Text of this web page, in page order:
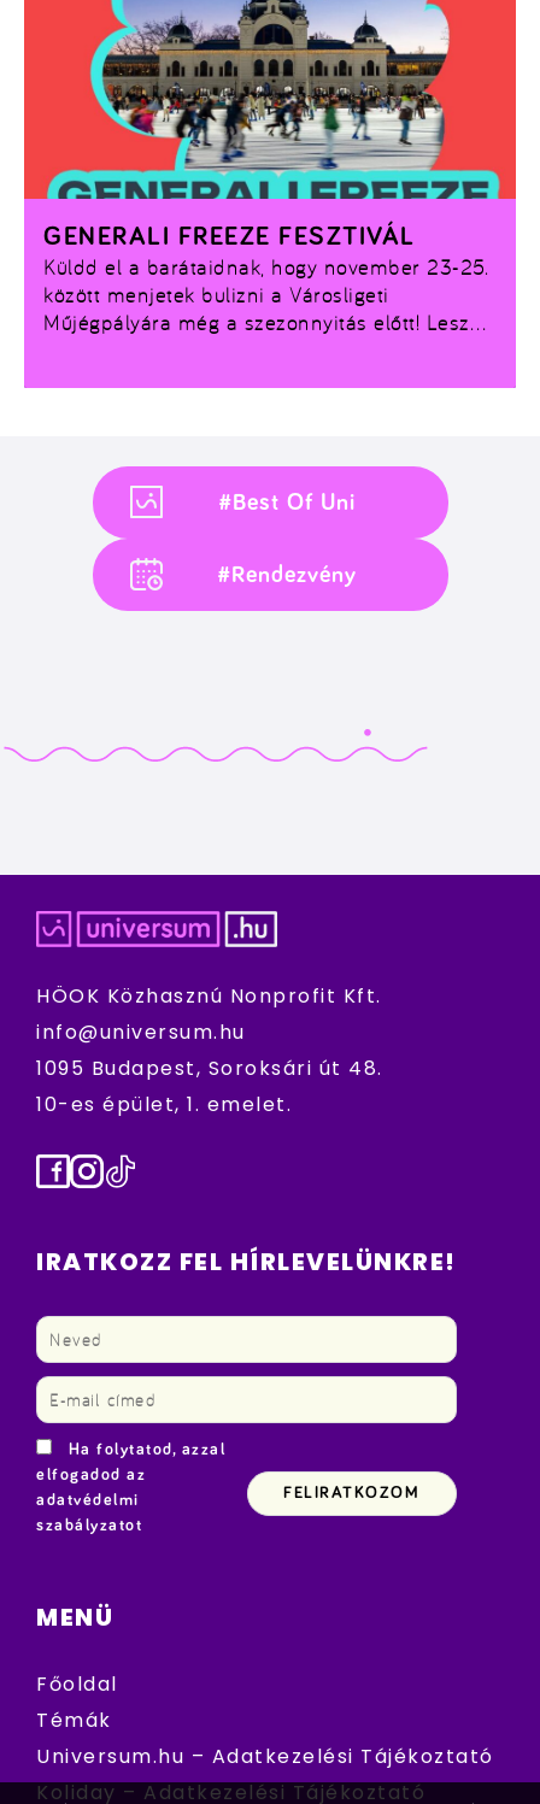
Küldd el a barátaidnak, hogy november 23-25.
között menjetek bulizni a Városligeti
Műjégpályára még a szezonnyitás előtt! Lesz
GENERALI FREEZE FESZTIVÁL
#Best Of Uni
#Rendezvény
HÖOK Közhasznú Nonprofit Kft.
info@universum.hu
1095 Budapest, Soroksári út 48.
10-es épület, 1. emelet.
Facebook
Instagram
TikTok
IRATKOZZ FEL HÍRLEVELÜNKRE!
Ha folytatod, azzal
elfogadod az
adatvédelmi
szabályzatot
MENÜ
Főoldal
Témák
Universum.hu – Adatkezelési Tájékoztató
Koliday – Adatkezelési Tájékoztató